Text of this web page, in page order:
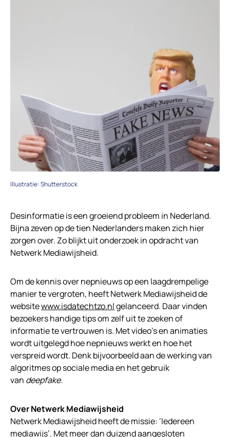
Illustratie: Shutterstock
Desinformatie is een groeiend probleem in Nederland.
Bijna zeven op de tien Nederlanders maken zich hier
zorgen over. Zo blijkt uit onderzoek in opdracht van
Netwerk Mediawijsheid.
Om de kennis over nepnieuws op een laagdrempelige
manier te vergroten, heeft Netwerk Mediawijsheid de
websitewww.isdatechtzo.nlgelanceerd. Daar vinden
bezoekers handige tips om zelf uit te zoeken of
informatie te vertrouwen is. Met video’s en animaties
wordt uitgelegd hoe nepnieuws werkt en hoe het
verspreid wordt. Denk bijvoorbeeld aan de werking van
algoritmes op sociale media en het gebruik
van deepfake.
Over Netwerk Mediawijsheid
Netwerk Mediawijsheid heeft de missie: ‘Iedereen
mediawijs’. Met meer dan duizend aangesloten